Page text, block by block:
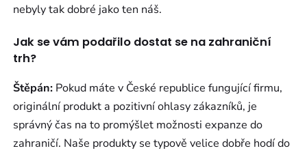
nebyly tak dobré jako ten náš.
Jak se vám podařilo dostat se na zahraniční
trh?
Štěpán: Pokud máte v České republice fungující firmu,
originální produkt a pozitivní ohlasy zákazníků, je
správný čas na to promýšlet možnosti expanze do
zahraničí. Naše produkty se typově velice dobře hodí do